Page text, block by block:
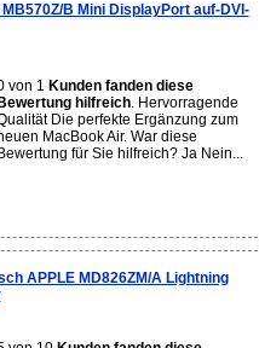
B Mini DisplayPort auf-DVI-
von 1 Kunden fanden diese
Bewertung hilfreich. Hervorragende
Die perfekte Ergänzung zum
MacBook Air. War diese
Bewertung für Sie hilfreich? Ja Nein...
APPLE MD826ZM/A Lightning